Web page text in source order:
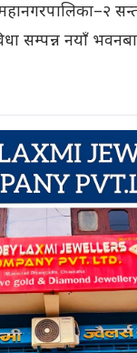
सम्पन्न नयाँ